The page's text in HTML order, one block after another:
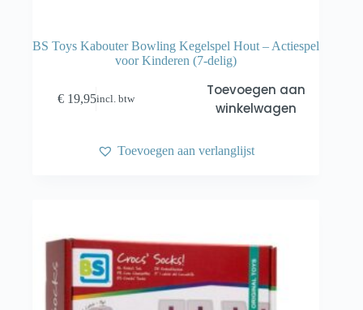
BS Toys Kabouter Bowling Kegelspel Hout – Actiespel
voor Kinderen (7-delig)
€ 19,95incl. btw
Toevoegen aan
winkelwagen
Toevoegen aan verlanglijst